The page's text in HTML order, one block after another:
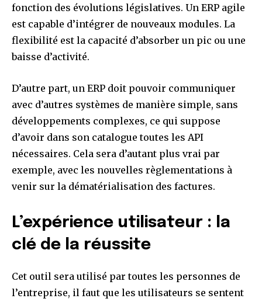
fonction des évolutions législatives. Un ERP agile
est capable d’intégrer de nouveaux modules. La
flexibilité est la capacité d’absorber un pic ou une
baisse d’activité.
D’autre part, un ERP doit pouvoir communiquer
avec d’autres systèmes de manière simple, sans
développements complexes, ce qui suppose
d’avoir dans son catalogue toutes les API
nécessaires. Cela sera d’autant plus vrai par
exemple, avec les nouvelles règlementations à
venir sur la dématérialisation des factures.
L’expérience utilisateur : la
clé de la réussite
Cet outil sera utilisé par toutes les personnes de
l’entreprise, il faut que les utilisateurs se sentent